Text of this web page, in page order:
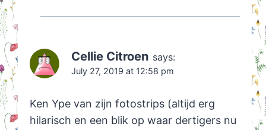
Cellie Citroen says:
July 27, 2019 at 12:58 pm
Ken Ype van zijn fotostrips (altijd erg
hilarisch en een blik op waar dertigers nu